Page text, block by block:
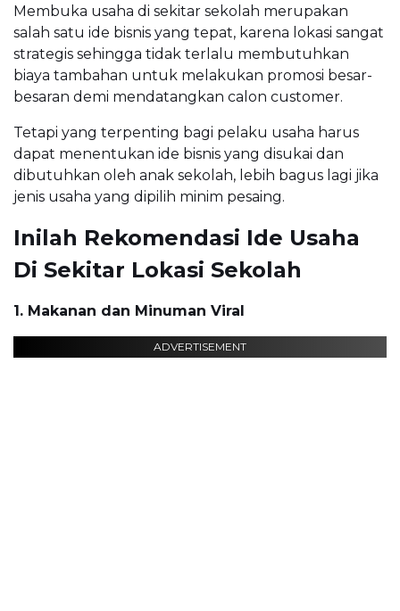
Membuka usaha di sekitar sekolah merupakan
salah satu ide bisnis yang tepat, karena lokasi sangat
strategis sehingga tidak terlalu membutuhkan
biaya tambahan untuk melakukan promosi besar-
besaran demi mendatangkan calon customer.
Tetapi yang terpenting bagi pelaku usaha harus
dapat menentukan ide bisnis yang disukai dan
dibutuhkan oleh anak sekolah, lebih bagus lagi jika
jenis usaha yang dipilih minim pesaing.
Inilah Rekomendasi Ide Usaha
Di Sekitar Lokasi Sekolah
1. Makanan dan Minuman Viral
ADVERTISEMENT